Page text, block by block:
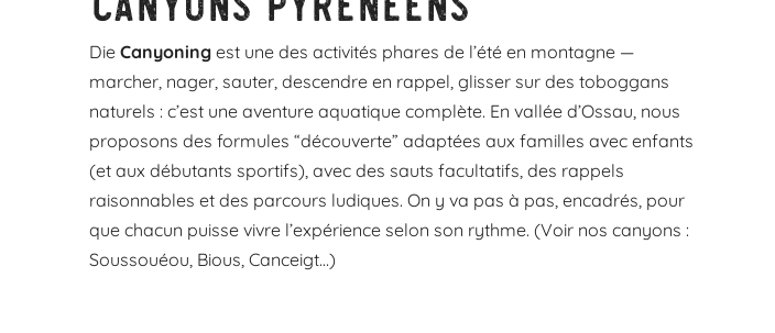
Die Canyoningest une des activités phares de l’été en montagne —
marcher, nager, sauter, descendre en rappel, glisser sur des toboggans
naturels : c’est une aventure aquatique complète. En vallée d’Ossau, nous
proposons des formules “découverte” adaptées aux familles avec enfants
(et aux débutants sportifs), avec des sauts facultatifs, des rappels
raisonnables et des parcours ludiques. On y va pas à pas, encadrés, pour
que chacun puisse vivre l’expérience selon son rythme. (Voir nos canyons :
Soussouéou, Bious, Canceigt…)